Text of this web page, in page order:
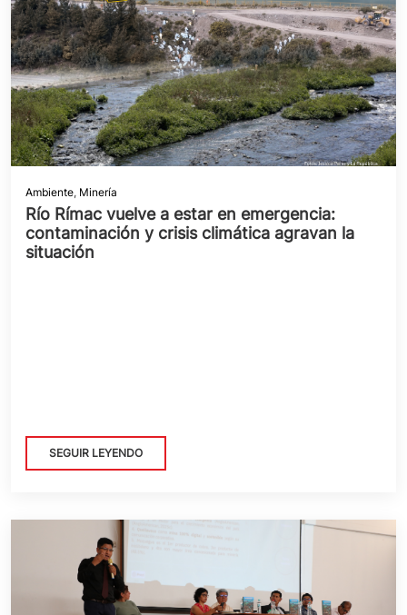
Ambiente, Minería
Río Rímac vuelve a estar en emergencia:
contaminación y crisis climática agravan la
situación
SEGUIR LEYENDO